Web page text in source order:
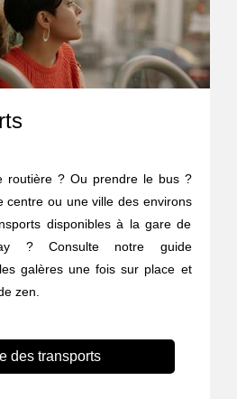
routière ? Ou prendre le bus ?
centre ou une ville des environs
disponibles à la gare de
? Consulte notre guide
galères une fois sur place et
zen.
des transports